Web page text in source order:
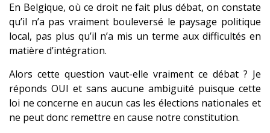
En Belgique, où ce droit ne fait plus débat, on constate
qu’il n’a pas vraiment bouleversé le paysage politique
local, pas plus qu’il n’a mis un terme aux difficultés en
matière d’intégration.
Alors cette question vaut-elle vraiment ce débat ? Je
réponds OUI et sans aucune ambiguïté puisque cette
loi ne concerne en aucun cas les élections nationales et
ne peut donc remettre en cause notre constitution.